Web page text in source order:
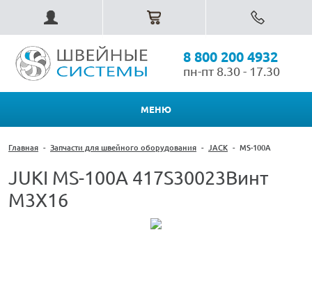
8 800 200 4932
пн-пт 8.30 - 17.30
МЕНЮ
Главная - Запчасти для швейного оборудования - JACK - MS-100A
JUKI MS-100A 417S30023Винт
M3X16